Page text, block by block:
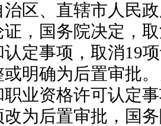
、直辖市人民政
国务院决定，取
定事项，取消19
明确为后置审批
业资格许可认定
为后置审批，国